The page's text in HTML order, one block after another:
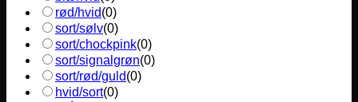
rød/hvid(0)
sort/sølv(0)
sort/chockpink(0)
sort/signalgrøn(0)
sort/rød/guld(0)
hvid/sort(0)